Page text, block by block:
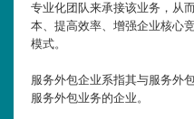
专业化团队来承接该业务，从
本、提高效率、增强企业核心
模式。
服务外包企业系指其与服务外
服务外包业务的企业。